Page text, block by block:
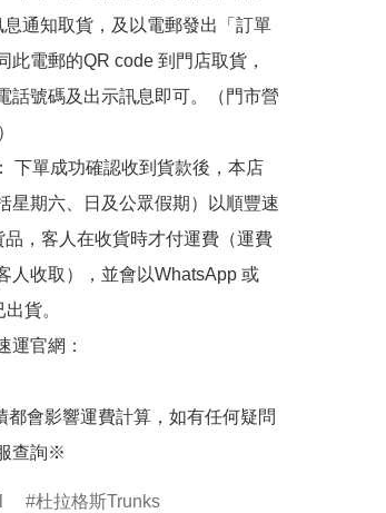
通知取貨，及以電郵發出「訂單
此電郵的QR code 到門店取貨，
話號碼及出示訊息即可。（門市營
下單成功確認收到貨款後，本店
星期六、日及公眾假期）以順豐速
，客人在收貨時才付運費（運費
人收取），並會以WhatsApp 或
貨。
運官網：
會影響運費計算，如有任何疑問
查詢※
杜拉格斯Trunks